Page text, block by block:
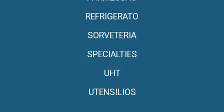
REFRIGERATO
SORVETERIA
SPECIALTIES
UHT
UTENSILIOS